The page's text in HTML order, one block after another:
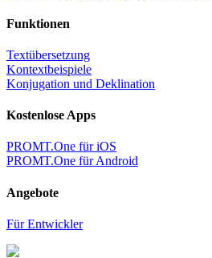
Funktionen
Textübersetzung
Kontextbeispiele
Konjugation und Deklination
Kostenlose Apps
PROMT.One für iOS
PROMT.One für Android
Angebote
Für Entwickler